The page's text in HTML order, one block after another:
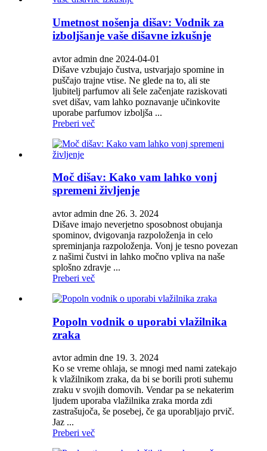
Umetnost nošenja dišav: Vodnik za
izboljšanje vaše dišavne izkušnje
avtor admin dne 2024-04-01
Dišave vzbujajo čustva, ustvarjajo spomine in
puščajo trajne vtise. Ne glede na to, ali ste
ljubitelj parfumov ali šele začenjate raziskovati
svet dišav, vam lahko poznavanje učinkovite
uporabe parfumov izboljša ...
Preberi več
Moč dišav: Kako vam lahko vonj
spremeni življenje
avtor admin dne 26. 3. 2024
Dišave imajo neverjetno sposobnost obujanja
spominov, dvigovanja razpoloženja in celo
spreminjanja razpoloženja. Vonj je tesno povezan
z našimi čustvi in ​​lahko močno vpliva na naše
splošno zdravje ...
Preberi več
Popoln vodnik o uporabi vlažilnika
zraka
avtor admin dne 19. 3. 2024
Ko se vreme ohlaja, se mnogi med nami zatekajo
k vlažilnikom zraka, da bi se borili proti suhemu
zraku v svojih domovih. Vendar pa se nekaterim
ljudem uporaba vlažilnika zraka morda zdi
zastrašujoča, še posebej, če ga uporabljajo prvič.
Jaz ...
Preberi več